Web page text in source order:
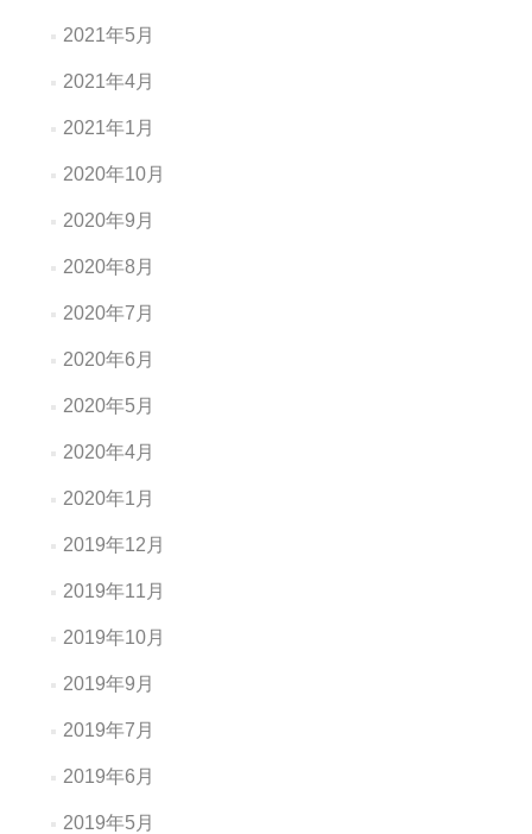
2021年5月
2021年4月
2021年1月
2020年10月
2020年9月
2020年8月
2020年7月
2020年6月
2020年5月
2020年4月
2020年1月
2019年12月
2019年11月
2019年10月
2019年9月
2019年7月
2019年6月
2019年5月